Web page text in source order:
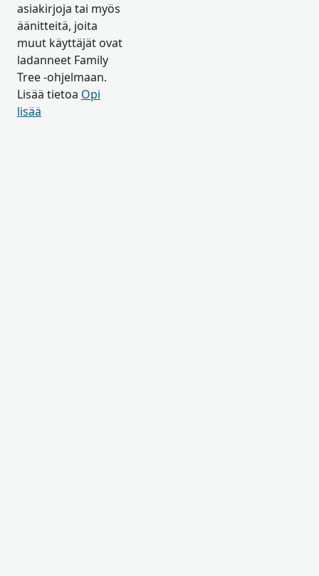
asiakirjoja tai myös
äänitteitä, joita
muut käyttäjät ovat
ladanneet Family
Tree -ohjelmaan.
Lisää tietoa Opi
lisää